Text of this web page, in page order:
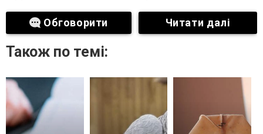
Обговорити Читати далі
Також по темі: